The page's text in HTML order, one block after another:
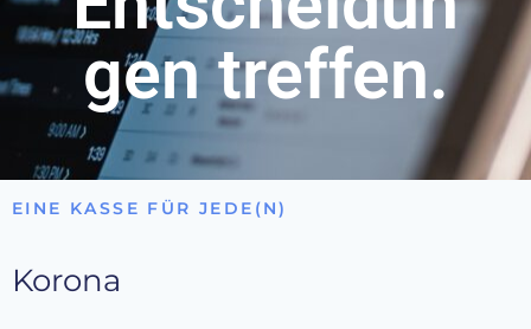
gen treffen.
EINE KASSE FÜR JEDE(N)
Korona